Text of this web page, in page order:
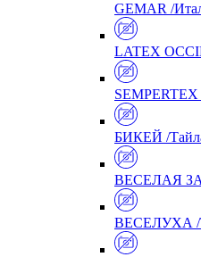
GEMAR /
LATEX
БИКЕЙ /
ВЕСЕЛАЯ
ВЕСЕЛУХА /